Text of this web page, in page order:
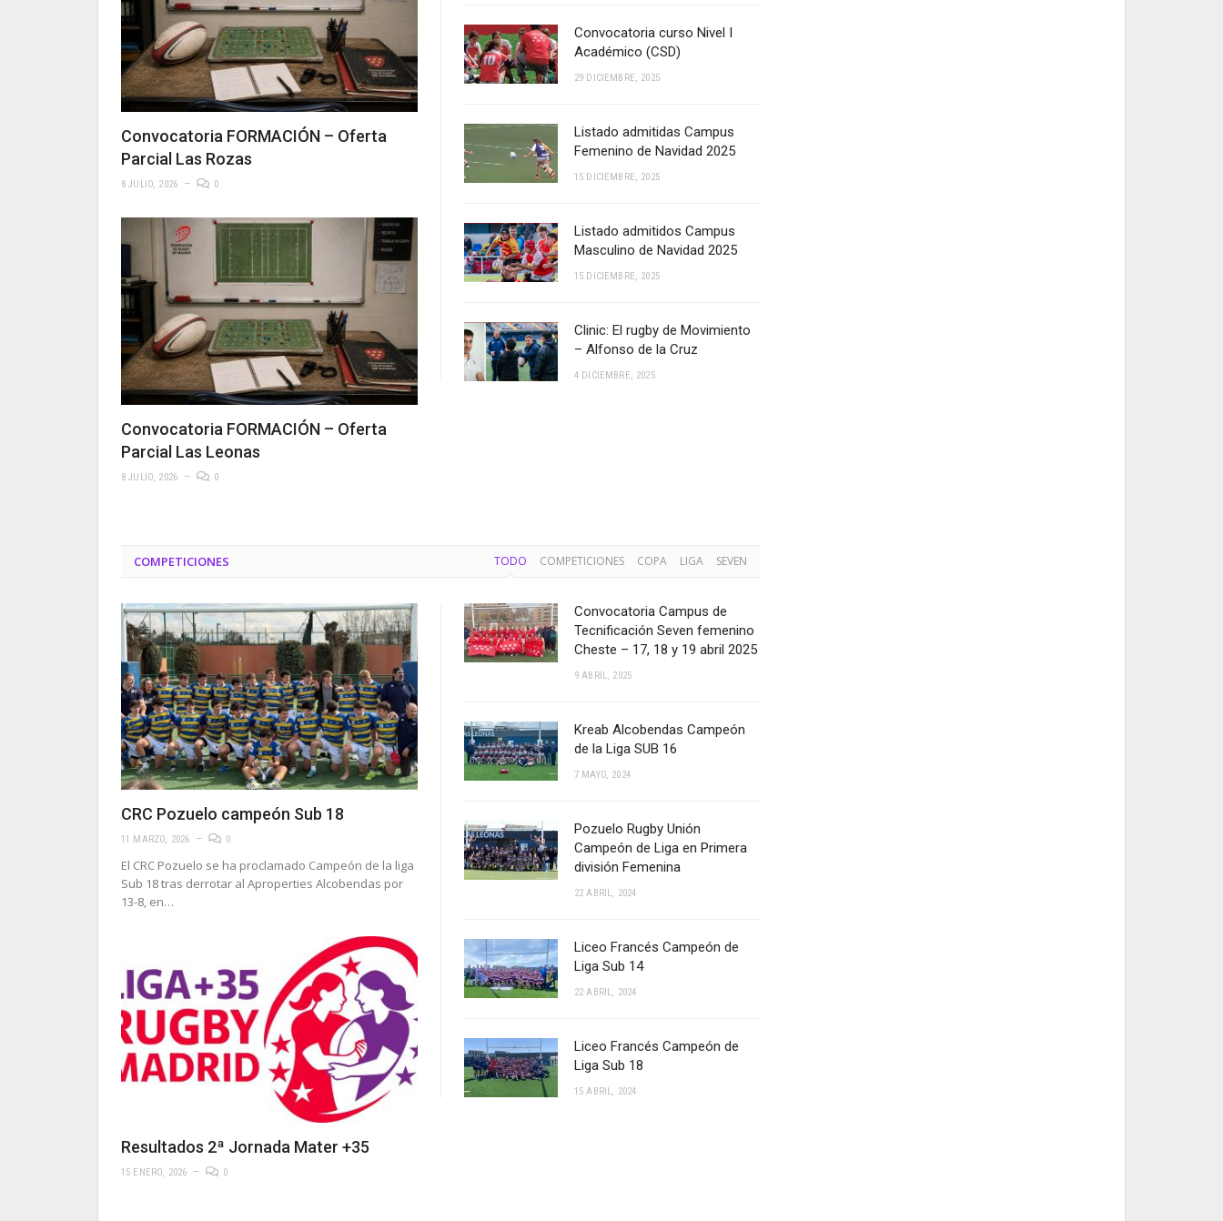
Convocatoria FORMACIÓN – Oferta
Parcial Las Rozas
8 JULIO, 2026 0
Convocatoria FORMACIÓN – Oferta
Parcial Las Leonas
8 JULIO, 2026 0
Convocatoria curso Nivel I
Académico (CSD)
29 DICIEMBRE, 2025
Listado admitidas Campus
Femenino de Navidad 2025
15 DICIEMBRE, 2025
Listado admitidos Campus
Masculino de Navidad 2025
15 DICIEMBRE, 2025
Clinic: El rugby de Movimiento
– Alfonso de la Cruz
4 DICIEMBRE, 2025
COMPETICIONES TODO COMPETICIONES COPA LIGA SEVEN
CRC Pozuelo campeón Sub 18
11 MARZO, 2026 0
El CRC Pozuelo se ha proclamado Campeón de la liga
Sub 18 tras derrotar al Aproperties Alcobendas por
13-8, en…
Resultados 2ª Jornada Mater +35
15 ENERO, 2026 0
Convocatoria Campus de
Tecnificación Seven femenino
Cheste – 17, 18 y 19 abril 2025
9 ABRIL, 2025
Kreab Alcobendas Campeón
de la Liga SUB 16
7 MAYO, 2024
Pozuelo Rugby Unión
Campeón de Liga en Primera
división Femenina
22 ABRIL, 2024
Liceo Francés Campeón de
Liga Sub 14
22 ABRIL, 2024
Liceo Francés Campeón de
Liga Sub 18
15 ABRIL, 2024